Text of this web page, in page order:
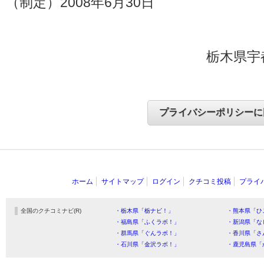
栃木県
ホーム サイトマップ ログイン クチコミ投稿 プライ
全国のクチコミナビ(R) ・栃木県「栃ナビ！」
・熊本県「
・福島県「ふくラボ！」
・新潟県「
・群馬県「ぐんラボ！」
・香川県「
・石川県「金沢ラボ！」
・鹿児島県